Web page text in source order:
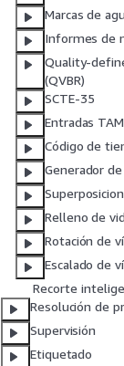
Marcas de
Informes de
Quality-
(QVBR)
SCTE-35
Entradas
Código de
Generador
Relleno de
Rotación de
Escalado de
Recorte
Resolución de
Supervisión
Etiquetado